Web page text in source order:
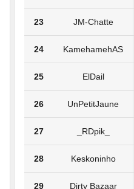
23 JM-Chatte
24 KamehamehAS
25 ElDail
26 UnPetitJaune
27 _RDpik_
28 Keskoninho
29 Dirty Bazaar